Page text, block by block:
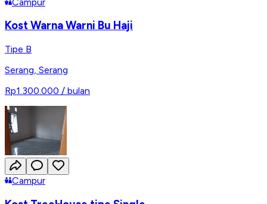
Kost Warna Warni Bu Haji
Tipe B
Serang, Serang
Rp1.300.000 / bulan
Campur